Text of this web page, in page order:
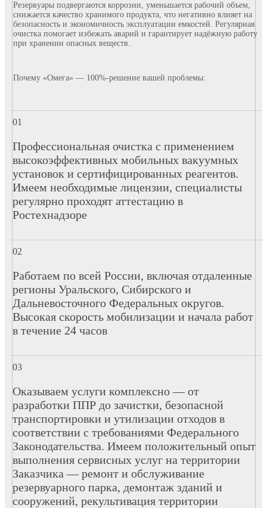
Резервуары подвергаются коррозии, уменьшается рабочий объем,
снижается качество хранимого продукта, что негативно влияет на
безопасность и экономичность эксплуатации емкостей. Регулярная
очистка помогает избежать аварий и гарантирует надёжную работу
при хранении опасных веществ.
Почему «Омега» — 100%-решение вашей проблемы:
Профессиональная очистка с применением
высокоэффективных мобильных вакуумных
установок и сертифицированных реагентов.
Имеем необходимые лицензии, специалисты
регулярно проходят аттестацию в
Ростехнадзоре
Работаем по всей России, включая отдаленные
регионы Уральского, Сибирского и
Дальневосточного Федеральных округов.
Высокая скорость мобилизации и начала работ
в течение 24 часов
Оказываем услуги комплексно — от
разработки ППР до зачистки, безопасной
транспортировки и утилизации отходов в
соответствии с требованиями Федерального
Законодательства. Имеем положительный опыт
выполнения сервисных услуг на территории
Заказчика — ремонт и обслуживание
резервуарного парка, демонтаж зданий и
сооружений, рекультивация территории